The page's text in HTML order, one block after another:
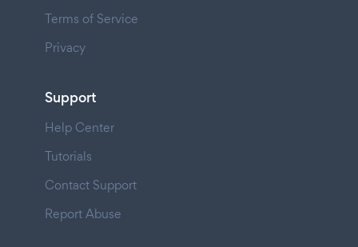
Terms of Service
Privacy
Support
Help Center
Tutorials
Contact Support
Report Abuse